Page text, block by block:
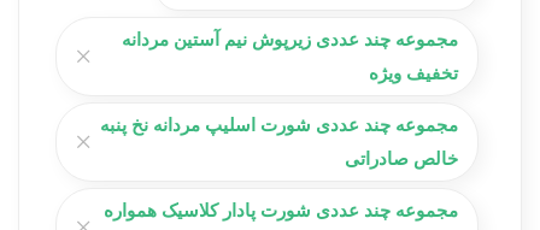
مجموعه چند عددی زیرپوش نیم آستین مردانه
تخفیف ویژه
مجموعه چند عددی شورت اسلیپ مردانه نخ پنبه
خالص صادراتی
مجموعه چند عددی شورت پادار کلاسیک همواره